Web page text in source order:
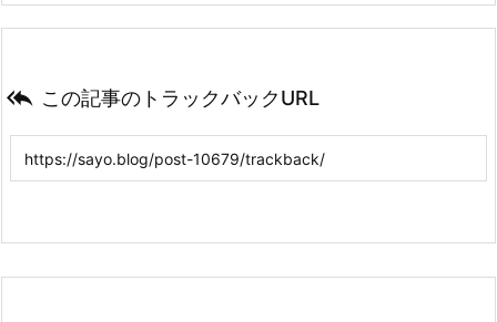
 この記事のトラックバックURL